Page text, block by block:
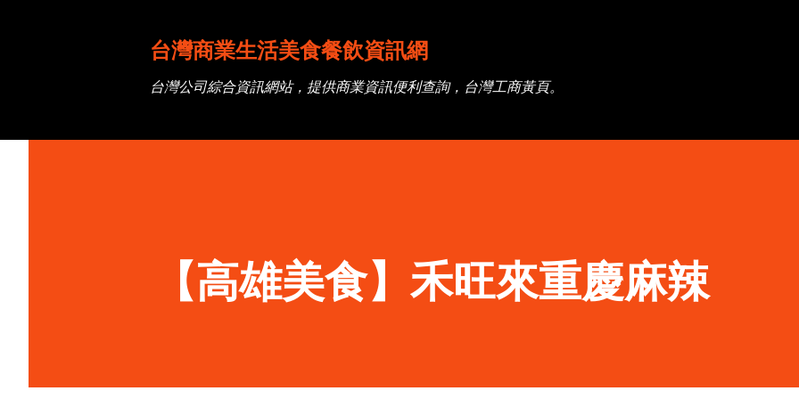
台灣商業生活美食餐飲資訊網
台灣公司綜合資訊網站，提供商業資訊便利查詢，台灣工商黃頁。
【高雄美食】禾旺來重慶麻辣